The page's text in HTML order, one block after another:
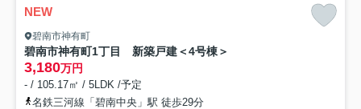
NEW
碧南市神有町
碧南市神有町1丁目 新築戸建＜4号棟＞
3,180万円
- / 105.17㎡ / 5LDK /予定
名鉄三河線「碧南中央」駅 徒歩29分